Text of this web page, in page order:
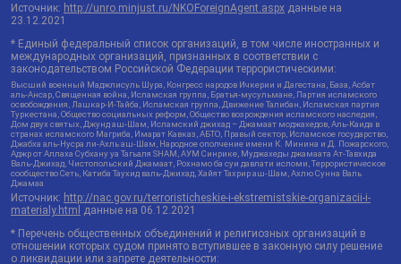
Источник: http://unro.minjust.ru/NKOForeignAgent.aspx данные на
23.12.2021
* Единый федеральный список организаций, в том числе иностранных и
международных организаций, признанных в соответствии с
законодательством Российской Федерации террористическими:
Высший военный Маджлисуль Шура, Конгресс народов Ичкерии и Дагестана, База, Асбат
аль-Ансар, Священная война, Исламская группа, Братья-мусульмане, Партия исламского
освобождения, Лашкар-И-Тайба, Исламская группа, Движение Талибан, Исламская партия
Туркестана, Общество социальных реформ, Общество возрождения исламского наследия,
Дом двух святых, Джунд аш-Шам, Исламский джихад – Джамаат моджахедов, Аль-Каида в
странах исламского Магриба, Имарат Кавказ, АБТО, Правый сектор, Исламское государство,
Джабха аль-Нусра ли-Ахль аш-Шам, Народное ополчение имени К. Минина и Д. Пожарского,
Аджр от Аллаха Субхану уа Тагьаля SHAM, АУМ Синрике, Муджахеды джамаата Ат-Тавхида
Валь-Джихад, Чистопольский Джамаат, Рохнамо ба суи давлати исломи, Террористическое
сообщество Сеть, Катиба Таухид валь-Джихад, Хайят Тахрир аш-Шам, Ахлю Сунна Валь
Джамаа
Источник: http://nac.gov.ru/terroristicheskie-i-ekstremistskie-organizacii-i-
materialy.html
данные на 06.12.2021
* Перечень общественных объединений и религиозных организаций в
отношении которых судом принято вступившее в законную силу решение
о ликвидации или запрете деятельности: